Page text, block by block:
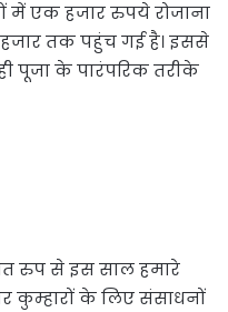
में एक हजार रुपये रोजाना
तक पहुंच गई है। इससे
पूजा के पारंपरिक तरीके
रुप से इस साल हमारे
कुम्हारों के लिए संसाधनों